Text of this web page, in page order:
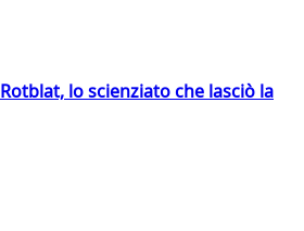
lo scienziato che lasciò la